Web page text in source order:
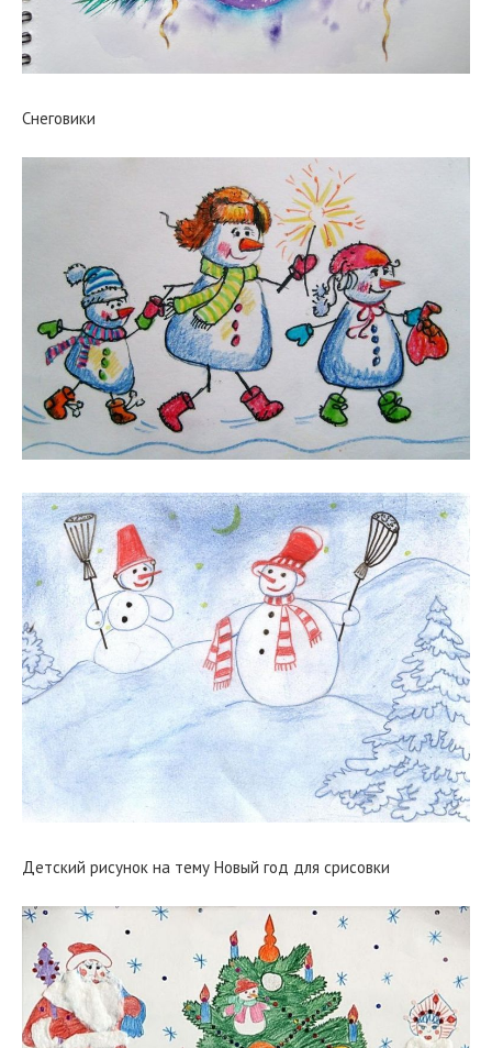
Снеговики
Детский рисунок на тему Новый год для срисовки